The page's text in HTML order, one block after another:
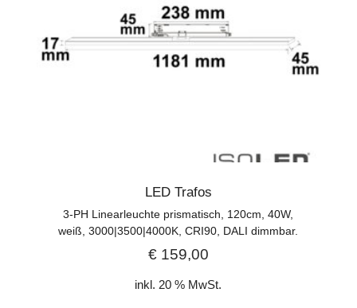
LED Trafos
3-PH Linearleuchte prismatisch, 120cm, 40W,
weiß, 3000|3500|4000K, CRI90, DALI dimmbar.
€159,00
inkl. 20 % MwSt.